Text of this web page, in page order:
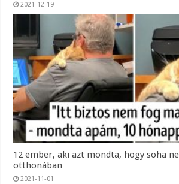
2021-12-19
12 ember, aki azt mondta, hogy soha
otthonában
2021-11-01